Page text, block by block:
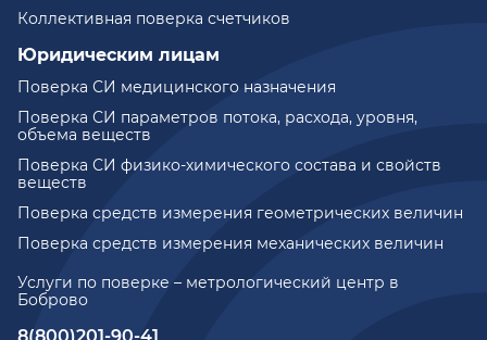
Услуги по поверке – метрологический центр в
Боброво
Коллективная поверка счетчиков
Юридическим лицам
Поверка СИ медицинского назначения
Поверка СИ параметров потока, расхода, уровня,
объема веществ
Поверка СИ физико-химического состава и свойств
веществ
Поверка средств измерения геометрических величин
Поверка средств измерения механических величин